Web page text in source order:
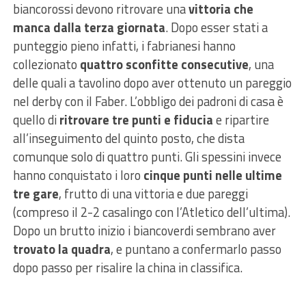
biancorossi devono ritrovare unavittoria che
manca dalla terza giornata. Dopo esser stati a
punteggio pieno infatti, i fabrianesi hanno
collezionato quattro sconfitte consecutive, una
delle quali a tavolino dopo aver ottenuto un pareggio
nel derby con il Faber. L’obbligo dei padroni di casa è
quello diritrovare tre punti e fiduciae ripartire
all’inseguimento del quinto posto, che dista
comunque solo di quattro punti. Gli spessini invece
hanno conquistato i loro cinque punti nelle ultime
tre gare, frutto di una vittoria e due pareggi
(compreso il 2-2 casalingo con l’Atletico dell’ultima).
Dopo un brutto inizio i biancoverdi sembrano aver
trovato la quadra, e puntano a confermarlo passo
dopo passo per risalire la china in classifica.